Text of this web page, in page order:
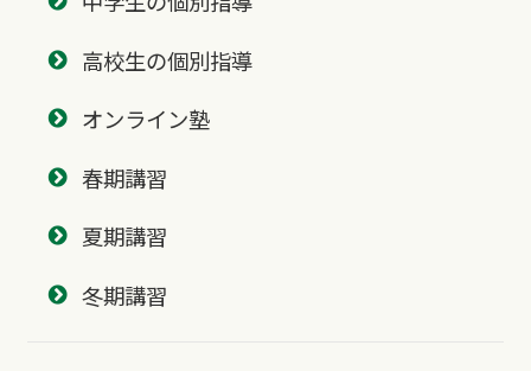
高校生の個別指導
オンライン塾
春期講習
夏期講習
冬期講習